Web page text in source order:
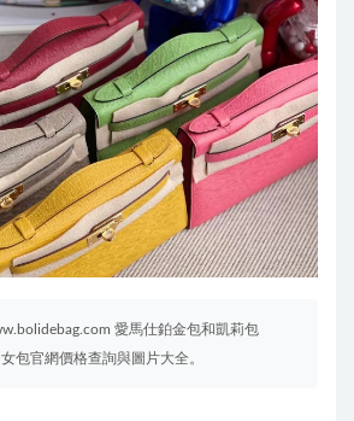
愛馬仕鉑金包和凱莉包
包官網價格查詢與圖片大全。